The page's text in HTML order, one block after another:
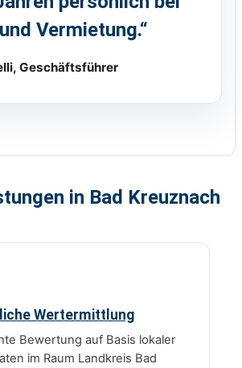
Vermietung.“
Geschäftsführer
in Bad Kreuznach
Wertermittlung
Bewertung auf Basis lokaler
im Raum Landkreis Bad